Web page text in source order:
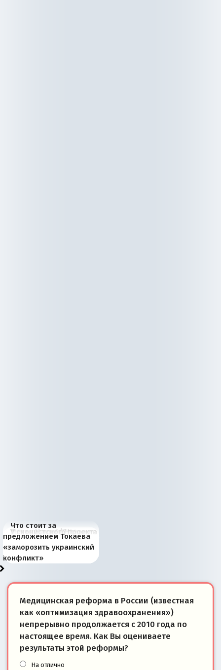
В России назрели
перемены: 15 шагов к
суверенной экономике
Миграционный пожар
Европы
Россия начинает
сбрасывать балласт
Анкориджа
Россия зимой 1904
года: первые уступки во
внутренней политике
Русская нация вчера и
сегодня
Почему правый крах в
Варшаве не поможет её
отношениям с Россией?
Место Науру / Науэро в
современной истории
Южной Осетии
У сионистского проекта
появилось украинское
измерение
Что стоит за
предложением Токаева
«заморозить украинский
конфликт»
Медицинская реформа в России (известная
как «оптимизация здравоохранения»)
непрерывно продолжается с 2010 года по
настоящее время. Как Вы оцениваете
результаты этой реформы?
На отлично